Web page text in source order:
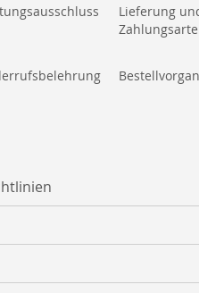
Lieferung